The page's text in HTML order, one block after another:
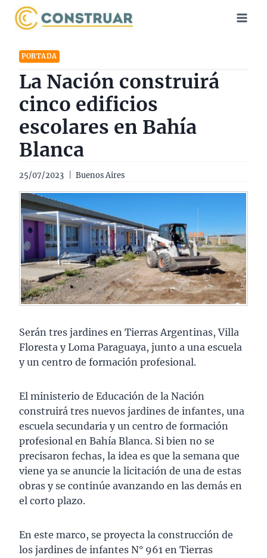
Saltar
PORTADA
La Nación construirá
cinco edificios
escolares en Bahía
Blanca
25/07/2023 Buenos Aires
Serán tres jardines en Tierras Argentinas, Villa
Floresta y Loma Paraguaya, junto a una escuela
y un centro de formación profesional.
El ministerio de Educación de la Nación
construirá tres nuevos jardines de infantes, una
escuela secundaria y un centro de formación
profesional en Bahía Blanca. Si bien no se
precisaron fechas, la idea es que la semana que
viene ya se anuncie la licitación de una de estas
obras y se continúe avanzando en las demás en
el corto plazo.
En este marco, se proyecta la construcción de
los jardines de infantes N° 961 en Tierras